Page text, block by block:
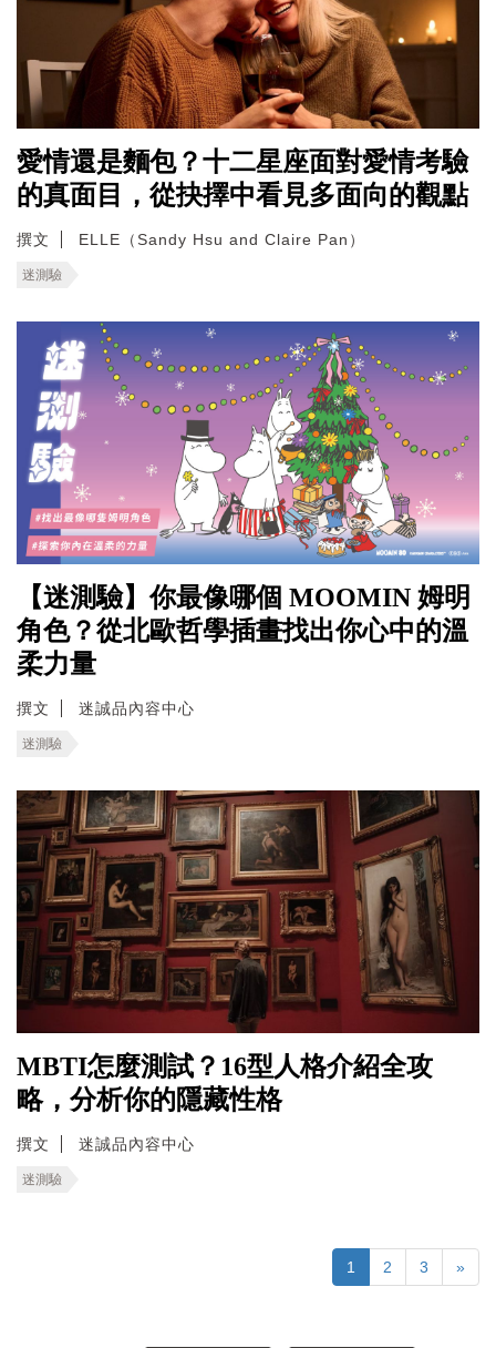
愛情還是麵包？十二星座面對愛情考驗
的真面目，從抉擇中看見多面向的觀點
撰文 ELLE（Sandy Hsu and Claire Pan）
迷測驗
【迷測驗】你最像哪個 MOOMIN 姆明
角色？從北歐哲學插畫找出你心中的溫
柔力量
撰文 迷誠品內容中心
迷測驗
MBTI怎麼測試？16型人格介紹全攻
略，分析你的隱藏性格
撰文 迷誠品內容中心
迷測驗
1 2 3 »